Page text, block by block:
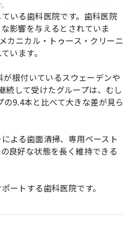
いる歯科医院です。歯科医院
影響を与えるとされていま
カニカル・トゥース・クリーニ
います。
根付いているスウェーデンや
続して受けたグループは、むし
9.4本と比べて大きな差が見ら
よる歯面清掃、専用ペースト
良好な状態を長く維持できる
ートする歯科医院です。